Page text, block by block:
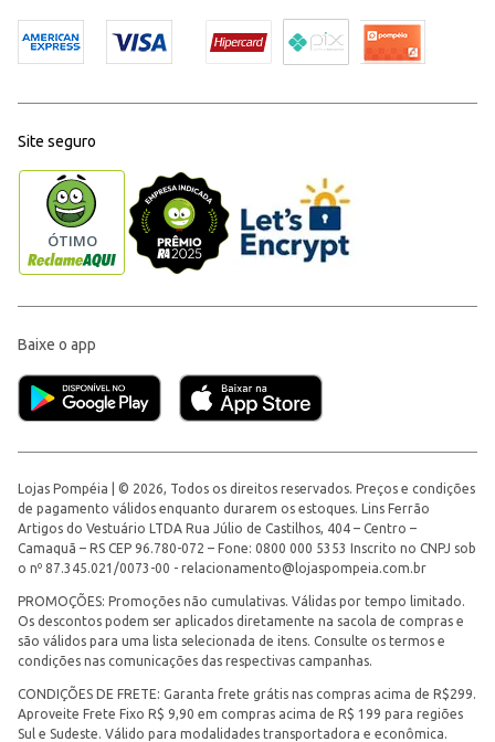
Site seguro
Baixe o app
Lojas Pompéia | © 2026, Todos os direitos reservados. Preços e condições
de pagamento válidos enquanto durarem os estoques. Lins Ferrão
Artigos do Vestuário LTDA Rua Júlio de Castilhos, 404 – Centro –
Camaquã – RS CEP 96.780-072 – Fone: 0800 000 5353 Inscrito no CNPJ sob
o nº 87.345.021/0073-00 - relacionamento@lojaspompeia.com.br
PROMOÇÕES: Promoções não cumulativas. Válidas por tempo limitado.
Os descontos podem ser aplicados diretamente na sacola de compras e
são válidos para uma lista selecionada de itens. Consulte os termos e
condições nas comunicações das respectivas campanhas.
CONDIÇÕES DE FRETE: Garanta frete grátis nas compras acima de R$299.
Aproveite Frete Fixo R$ 9,90 em compras acima de R$ 199 para regiões
Sul e Sudeste. Válido para modalidades transportadora e econômica.